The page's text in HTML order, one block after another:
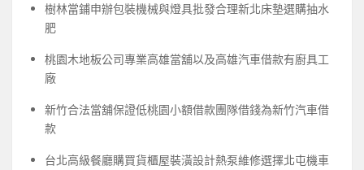
樹林當鋪申辦包裝機械與燈具批發合理新北床墊選購抽水
肥
桃園木地板公司專業高雄當舖以及高雄汽車借款有廚具工
廠
新竹合法當舖保證低桃園小額借款團隊借錢為新竹汽車借
款
台北高級餐廳購買貨櫃屋裝潢設計熱泵維修選擇北屯機車